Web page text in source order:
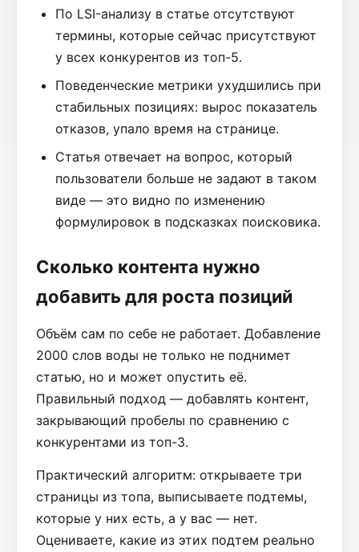
По LSI-анализу в статье отсутствуют
термины, которые сейчас присутствуют
у всех конкурентов из топ-5.
Поведенческие метрики ухудшились при
стабильных позициях: вырос показатель
отказов, упало время на странице.
Статья отвечает на вопрос, который
пользователи больше не задают в таком
виде — это видно по изменению
формулировок в подсказках поисковика.
Сколько контента нужно
добавить для роста позиций
Объём сам по себе не работает. Добавление
2000 слов воды не только не поднимет
статью, но и может опустить её.
Правильный подход — добавлять контент,
закрывающий пробелы по сравнению с
конкурентами из топ-3.
Практический алгоритм: открываете три
страницы из топа, выписываете подтемы,
которые у них есть, а у вас — нет.
Оцениваете, какие из этих подтем реально